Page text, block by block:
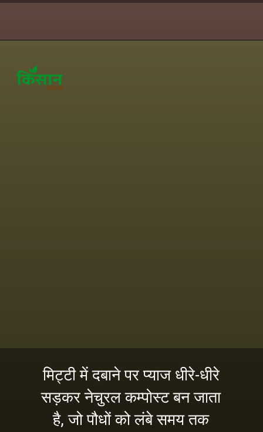
मिट्टी में दबाने पर प्याज धीरे-धीरे
सड़कर नेचुरल कम्पोस्ट बन जाता
है, जो पौधों को लंबे समय तक